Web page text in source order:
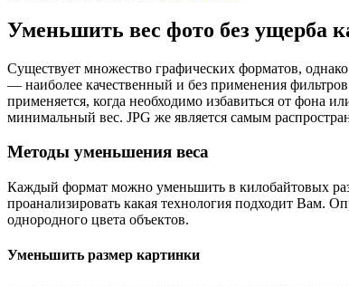
Уменьшить вес фото без ущерба
Существует множество графических форматов,
— наиболее качественный и без применения
применяется, когда необходимо избавиться от фона
минимальный вес. JPG же является самым
Методы уменьшения веса
Каждый формат можно уменьшить в килобайтовых
проанализировать какая технология подходит Вам.
однородного цвета объектов.
Уменьшить размер картинки